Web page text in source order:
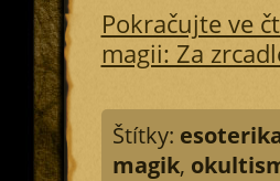
Pokračujte ve
magii: Za
Štítky:
magik,